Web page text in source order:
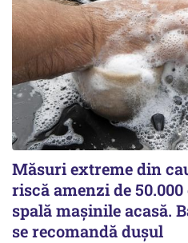
Măsuri extreme din
riscă amenzi de
spală mașinile acasă.
se recomandă dușul